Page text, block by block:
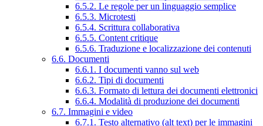
6.5.2. Le regole per un linguaggio semplice
6.5.3. Microtesti
6.5.4. Scrittura collaborativa
6.5.5. Content critique
6.5.6. Traduzione e localizzazione dei contenuti
6.6. Documenti
6.6.1. I documenti vanno sul web
6.6.2. Tipi di documenti
6.6.3. Formato di lettura dei documenti elettronici
6.6.4. Modalità di produzione dei documenti
6.7. Immagini e video
6.7.1. Testo alternativo (alt text) per le immagini